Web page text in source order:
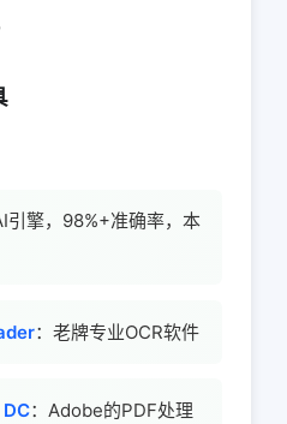
引擎，98%+准确率，本
：老牌专业OCR软件
：Adobe的PDF处理